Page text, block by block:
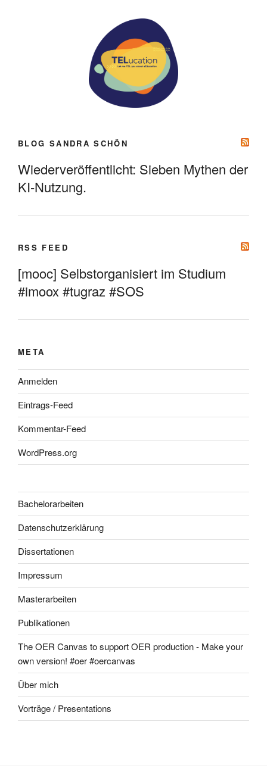
BLOG SANDRA SCHÖN
Wiederveröffentlicht: Sieben Mythen der
KI-Nutzung.
RSS FEED
[mooc] Selbstorganisiert im Studium
#imoox #tugraz #SOS
META
Anmelden
Eintrags-Feed
Kommentar-Feed
WordPress.org
Bachelorarbeiten
Datenschutzerklärung
Dissertationen
Impressum
Masterarbeiten
Publikationen
The OER Canvas to support OER production - Make your
own version! #oer #oercanvas
Über mich
Vorträge / Presentations